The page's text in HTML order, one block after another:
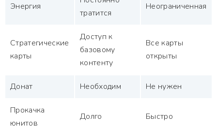
Энергия
тратится
Неограниченная
Стратегические
карты
Доступ к
базовому
контенту
Все карты
открыты
Донат Необходим Не нужен
Прокачка
юнитов
Долго Быстро